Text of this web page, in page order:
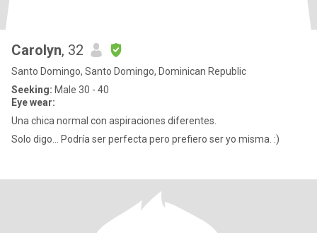
Carolyn, 32
Santo Domingo, Santo Domingo, Dominican Republic
Seeking: Male 30 - 40
Eye wear:
Una chica normal con aspiraciones diferentes.
Solo digo... Podría ser perfecta pero prefiero ser yo misma. :)